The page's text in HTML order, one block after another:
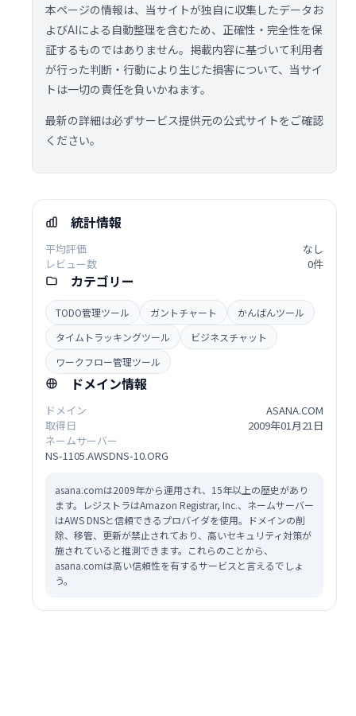
本ページの情報は、当サイトが独自に収集したデータお
よびAIによる自動整理を含むため、正確性・完全性を保
証するものではありません。掲載内容に基づいて利用者
が行った判断・行動により生じた損害について、当サイ
トは一切の責任を負いかねます。
最新の詳細は必ずサービス提供元の公式サイトをご確認
ください。
統計情報
平均評価
なし
レビュー数
0件
カテゴリー
TODO管理ツール ガントチャート
かんばんツール
タイムトラッキングツール
ビジネスチャット
ワークフロー管理ツール
ドメイン情報
ドメイン
ASANA.COM
取得日
2009年01月21日
ネームサーバー
NS-1105.AWSDNS-10.ORG
asana.comは2009年から運用され、15年以上の歴史があり
ます。レジストラはAmazon Registrar, Inc.、ネームサーバー
はAWS DNSと信頼できるプロバイダを使用。ドメインの削
除、移管、更新が禁止されており、高いセキュリティ対策が
施されていると推測できます。これらのことから、
asana.comは高い信頼性を有するサービスと言えるでしょ
う。